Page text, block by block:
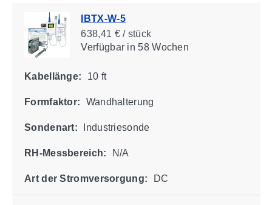
IBTX-W-5
638,41 € / stück
Verfügbarin 58 Wochen
Kabellänge: 10 ft
Formfaktor: Wandhalterung
Sondenart: Industriesonde
RH-Messbereich: N/A
Art der Stromversorgung: DC